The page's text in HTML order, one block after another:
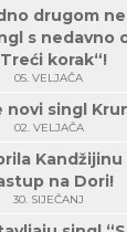
drugom
s nedavno
korak“!
05. VELJAČA
novi singl
02. VELJAČA
na Dori!
30. SIJEČANJ